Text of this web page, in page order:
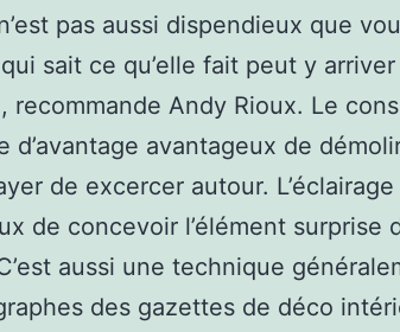
pas aussi dispendieux que
sait ce qu’elle fait peut y
recommande Andy Rioux. Le
d’avantage avantageux de
de excercer autour.
de concevoir l’élément surprise
aussi une technique
des gazettes de déco